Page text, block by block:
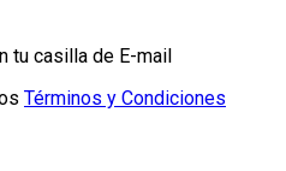
tu casilla de E-mail
Términos y Condiciones